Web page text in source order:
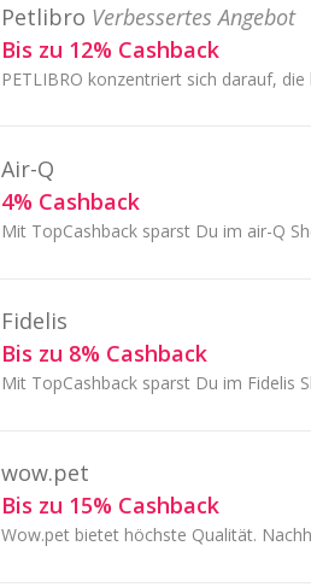
Petlibro Verbessertes Angebot
Bis zu 12% Cashback
Air-Q
4% Cashback
Fidelis
Bis zu 8% Cashback
wow.pet
Bis zu 15% Cashback
Wow.pet bietet höchste Qualität.